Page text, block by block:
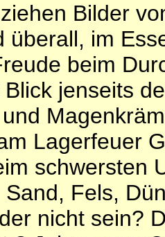
Bilder
überall, im
beim
jenseits
Lagerfeuer
schwersten
Fels,
nicht sein?